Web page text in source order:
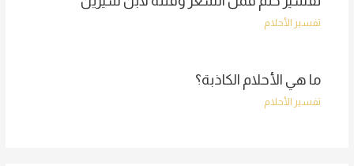
تفسير الأحلام
ما هي الأحلام الكاذبة؟
تفسير الأحلام